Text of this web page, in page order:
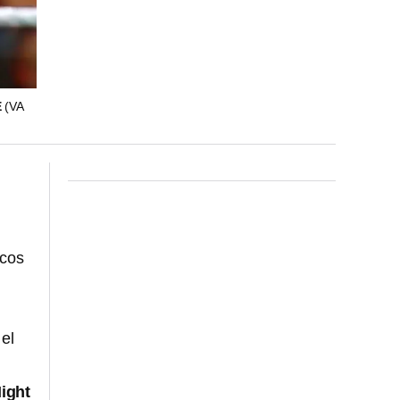
(VA